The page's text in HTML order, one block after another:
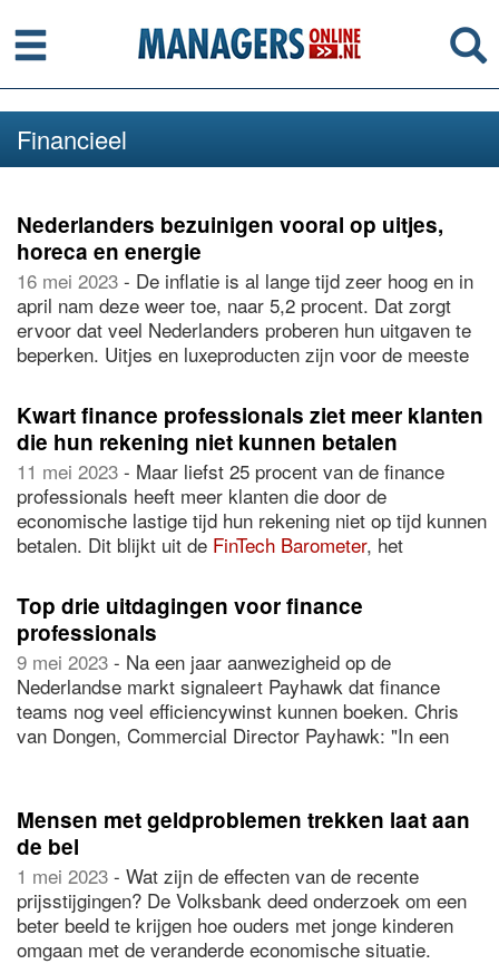
Menu
Financieel
Nederlanders bezuinigen vooral op uitjes,
horeca en energie
16 mei 2023 - De inflatie is al lange tijd zeer hoog en in
april nam deze weer toe, naar 5,2 procent. Dat zorgt
ervoor dat veel Nederlanders proberen hun uitgaven te
beperken. Uitjes en luxeproducten zijn voor de meeste
onderzoek van pensioenbank
Brand New Day
Daarnaast noemen veel mensen het bezoeken van
horeca en uitgaven aan energie.
Kwart finance professionals ziet meer klanten
die hun rekening niet kunnen betalen
11 mei 2023 - Maar liefst 25 procent van de finance
professionals heeft meer klanten die door de
economische lastige tijd hun rekening niet op tijd kunnen
betalen. Dit blijkt uit de FinTech Barometer, het
Nederlandse bedrijven dat dit jaar voor de zesde keer is
uitgevoerd. Hierin zijn 311 CFO’s, financieel managers
en financieel medewerkers ondervraagd. Ook neemt de
klantvraag volgens zeventien procent af, wat leidt tot
minder business.
Top drie uitdagingen voor finance
professionals
9 mei 2023 - Na een jaar aanwezigheid op de
Nederlandse markt signaleert Payhawk dat finance
teams nog veel efficiencywinst kunnen boeken. Chris
van Dongen, Commercial Director Payhawk: "In een
directe koppeling met banken en ERP- en
boekhoudsystemen.
Mensen met geldproblemen trekken laat aan
de bel
1 mei 2023 - Wat zijn de effecten van de recente
prijsstijgingen? De Volksbank deed onderzoek om een
beter beeld te krijgen hoe ouders met jonge kinderen
omgaan met de veranderde economische situatie.